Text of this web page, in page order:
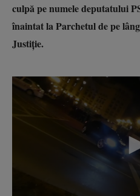
culpă pe numele deputatului
înaintat la Parchetul de pe
Justiție.